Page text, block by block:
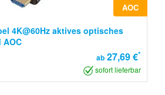
AOC
4K@60Hz aktives optisches
AOC
ab 27,69 €*
sofort lieferbar